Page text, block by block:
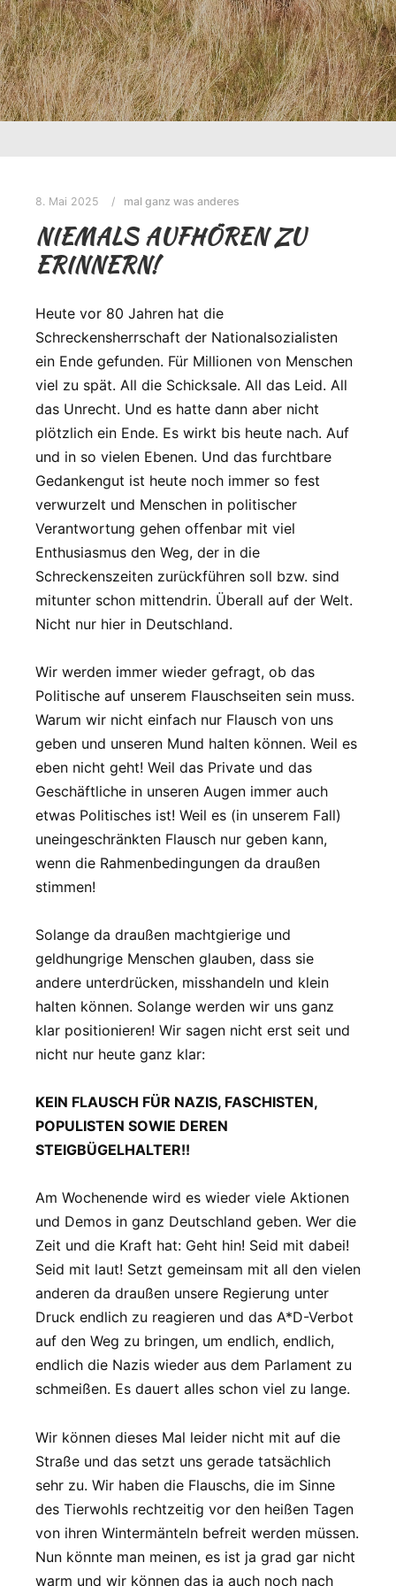
8. Mai 2025 mal ganz was anderes
NIEMALS AUFHÖREN ZU
ERINNERN!
Heute vor 80 Jahren hat die
Schreckensherrschaft der Nationalsozialisten
ein Ende gefunden. Für Millionen von Menschen
viel zu spät. All die Schicksale. All das Leid. All
das Unrecht. Und es hatte dann aber nicht
plötzlich ein Ende. Es wirkt bis heute nach. Auf
und in so vielen Ebenen. Und das furchtbare
Gedankengut ist heute noch immer so fest
verwurzelt und Menschen in politischer
Verantwortung gehen offenbar mit viel
Enthusiasmus den Weg, der in die
Schreckenszeiten zurückführen soll bzw. sind
mitunter schon mittendrin. Überall auf der Welt.
Nicht nur hier in Deutschland.
Wir werden immer wieder gefragt, ob das
Politische auf unserem Flauschseiten sein muss.
Warum wir nicht einfach nur Flausch von uns
geben und unseren Mund halten können. Weil es
eben nicht geht! Weil das Private und das
Geschäftliche in unseren Augen immer auch
etwas Politisches ist! Weil es (in unserem Fall)
uneingeschränkten Flausch nur geben kann,
wenn die Rahmenbedingungen da draußen
stimmen!
Solange da draußen machtgierige und
geldhungrige Menschen glauben, dass sie
andere unterdrücken, misshandeln und klein
halten können. Solange werden wir uns ganz
klar positionieren! Wir sagen nicht erst seit und
nicht nur heute ganz klar:
KEIN FLAUSCH FÜR NAZIS, FASCHISTEN,
POPULISTEN SOWIE DEREN
STEIGBÜGELHALTER!!
Am Wochenende wird es wieder viele Aktionen
und Demos in ganz Deutschland geben. Wer die
Zeit und die Kraft hat: Geht hin! Seid mit dabei!
Seid mit laut! Setzt gemeinsam mit all den vielen
anderen da draußen unsere Regierung unter
Druck endlich zu reagieren und das A*D-Verbot
auf den Weg zu bringen, um endlich, endlich,
endlich die Nazis wieder aus dem Parlament zu
schmeißen. Es dauert alles schon viel zu lange.
Wir können dieses Mal leider nicht mit auf die
Straße und das setzt uns gerade tatsächlich
sehr zu. Wir haben die Flauschs, die im Sinne
des Tierwohls rechtzeitig vor den heißen Tagen
von ihren Wintermänteln befreit werden müssen.
Nun könnte man meinen, es ist ja grad gar nicht
warm und wir können das ja auch noch nach